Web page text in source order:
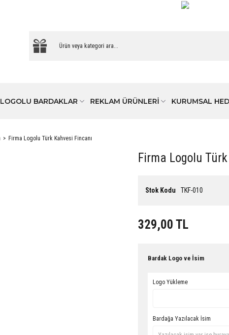
LOGOLU BARDAKLAR REKLAM ÜRÜNLERİ KURUMSAL
Firma Logolu Türk Kahvesi Fincanı
Firma Logolu
Stok Kodu TKF-010
329,00 TL
Bardak Logo ve İsim
Logo Yükleme
Bardağa Yazılacak İsim